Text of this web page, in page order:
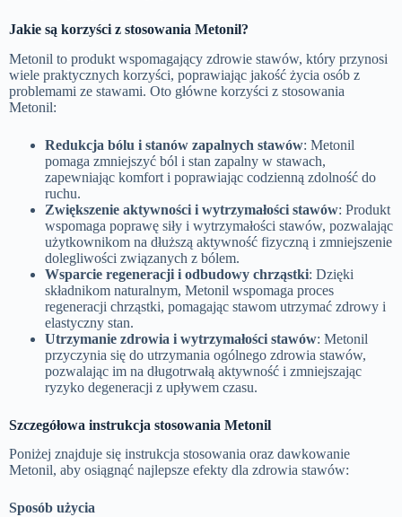
Jakie są korzyści z stosowania Metonil?
Metonil to produkt wspomagający zdrowie stawów, który przynosi
wiele praktycznych korzyści, poprawiając jakość życia osób z
problemami ze stawami. Oto główne korzyści z stosowania
Metonil:
Redukcja bólu i stanów zapalnych stawów: Metonil
pomaga zmniejszyć ból i stan zapalny w stawach,
zapewniając komfort i poprawiając codzienną zdolność do
ruchu.
Zwiększenie aktywności i wytrzymałości stawów: Produkt
wspomaga poprawę siły i wytrzymałości stawów, pozwalając
użytkownikom na dłuższą aktywność fizyczną i zmniejszenie
dolegliwości związanych z bólem.
Wsparcie regeneracji i odbudowy chrząstki: Dzięki
składnikom naturalnym, Metonil wspomaga proces
regeneracji chrząstki, pomagając stawom utrzymać zdrowy i
elastyczny stan.
Utrzymanie zdrowia i wytrzymałości stawów: Metonil
przyczynia się do utrzymania ogólnego zdrowia stawów,
pozwalając im na długotrwałą aktywność i zmniejszając
ryzyko degeneracji z upływem czasu.
Szczegółowa instrukcja stosowania Metonil
Poniżej znajduje się instrukcja stosowania oraz dawkowanie
Metonil, aby osiągnąć najlepsze efekty dla zdrowia stawów:
Sposób użycia